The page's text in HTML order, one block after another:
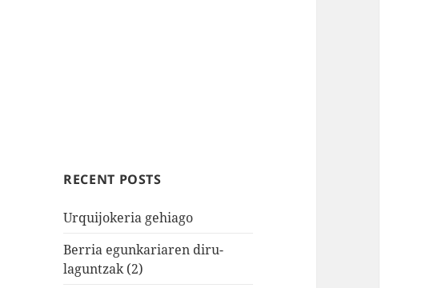
RECENT POSTS
Urquijokeria gehiago
Berria egunkariaren diru-
laguntzak (2)